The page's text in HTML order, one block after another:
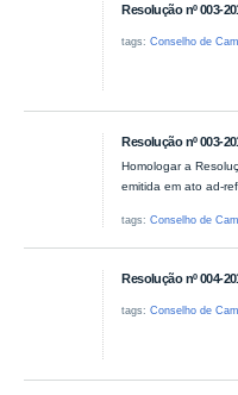
Resolução nº 003-
tags:Conselho de
Resolução nº 003-
Homologar a
emitida em ato ad-
tags:Conselho de
Resolução nº 004-
tags:Conselho de